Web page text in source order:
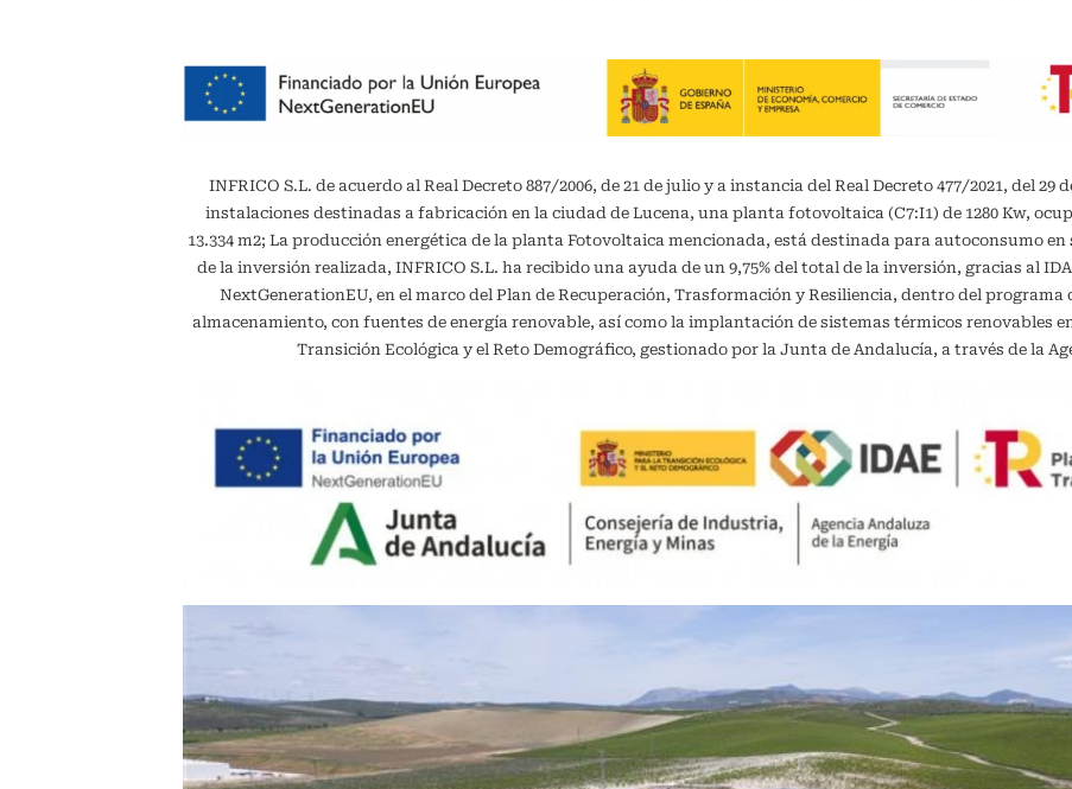
INFRICO S.L. de acuerdo al Real Decreto 887/2006, de 21 de julio y a instancia del Real Decreto 477/2021, del
instalaciones destinadas a fabricación en la ciudad de Lucena, una planta fotovoltaica (C7:I1) de 1280 Kw,
13.334 m2; La producción energética de la planta Fotovoltaica mencionada, está destinada para autoconsumo
de la inversión realizada, INFRICO S.L. ha recibido una ayuda de un 9,75% del total de la inversión, gracias al
NextGenerationEU, en el marco del Plan de Recuperación, Trasformación y Resiliencia, dentro del
almacenamiento, con fuentes de energía renovable, así como la implantación de sistemas térmicos renovables
Transición Ecológica y el Reto Demográfico, gestionado por la Junta de Andalucía, a través de la